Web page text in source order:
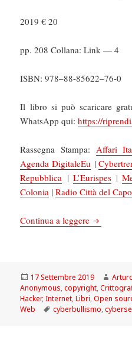
2019 € 20
pp. 208 Collana: Link — 4
ISBN: 978–88-85622–76‑0
Il libro si può scaricare
WhatsApp qui:https://
Rassegna Stampa: Affari
Agenda DigitaleEu |
Repubblica | L’Eurispes|
Colonia |Radio Città del Capo
Continua a leggere Libri:
Scritto
il
17 Settembre 2019
Anonymous,copyright,
Hacker,Internet,Libri,Open
Web
Tag
cyberbullismo,